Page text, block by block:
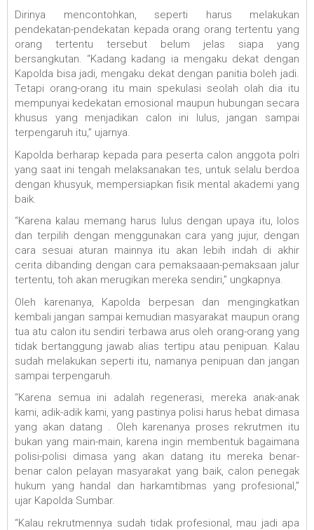
Dirinya mencontohkan, seperti harus melakukan
pendekatan-pendekatan kepada orang orang tertentu yang
orang tertentu tersebut belum jelas siapa yang
bersangkutan. “Kadang kadang ia mengaku dekat dengan
Kapolda bisa jadi, mengaku dekat dengan panitia boleh jadi.
Tetapi orang-orang itu main spekulasi seolah olah dia itu
mempunyai kedekatan emosional maupun hubungan secara
khusus yang menjadikan calon ini lulus, jangan sampai
terpengaruh itu,” ujarnya.
Kapolda berharap kepada para peserta calon anggota polri
yang saat ini tengah melaksanakan tes, untuk selalu berdoa
dengan khusyuk, mempersiapkan fisik mental akademi yang
baik.
“Karena kalau memang harus lulus dengan upaya itu, lolos
dan terpilih dengan menggunakan cara yang jujur, dengan
cara sesuai aturan mainnya itu akan lebih indah di akhir
cerita dibanding dengan cara pemaksaaan-pemaksaan jalur
tertentu, toh akan merugikan mereka sendiri,” ungkapnya.
Oleh karenanya, Kapolda berpesan dan mengingkatkan
kembali jangan sampai kemudian masyarakat maupun orang
tua atu calon itu sendiri terbawa arus oleh orang-orang yang
tidak bertanggung jawab alias tertipu atau penipuan. Kalau
sudah melakukan seperti itu, namanya penipuan dan jangan
sampai terpengaruh.
“Karena semua ini adalah regenerasi, mereka anak-anak
kami, adik-adik kami, yang pastinya polisi harus hebat dimasa
yang akan datang . Oleh karenanya proses rekrutmen itu
bukan yang main-main, karena ingin membentuk bagaimana
polisi-polisi dimasa yang akan datang itu mereka benar-
benar calon pelayan masyarakat yang baik, calon penegak
hukum yang handal dan harkamtibmas yang profesional,”
ujar Kapolda Sumbar.
“Kalau rekrutmennya sudah tidak profesional, mau jadi apa